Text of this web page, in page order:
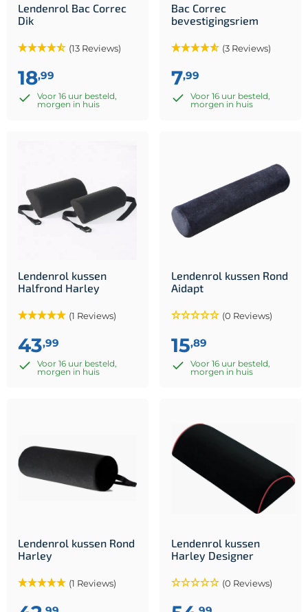
Lendenrol Bac Correc
Dik
(13 Reviews)
18,99
Voor 16 uur besteld,
morgen in huis
Bac Correc
bevestigingsriem
(3 Reviews)
7,99
Voor 16 uur besteld,
morgen in huis
Lendenrol kussen
Halfrond Harley
(1 Reviews)
43,99
Voor 16 uur besteld,
morgen in huis
Lendenrol kussen Rond
Aidapt
(0 Reviews)
15,89
Voor 16 uur besteld,
morgen in huis
Lendenrol kussen Rond
Harley
(1 Reviews)
Lendenrol kussen
Harley Designer
(0 Reviews)